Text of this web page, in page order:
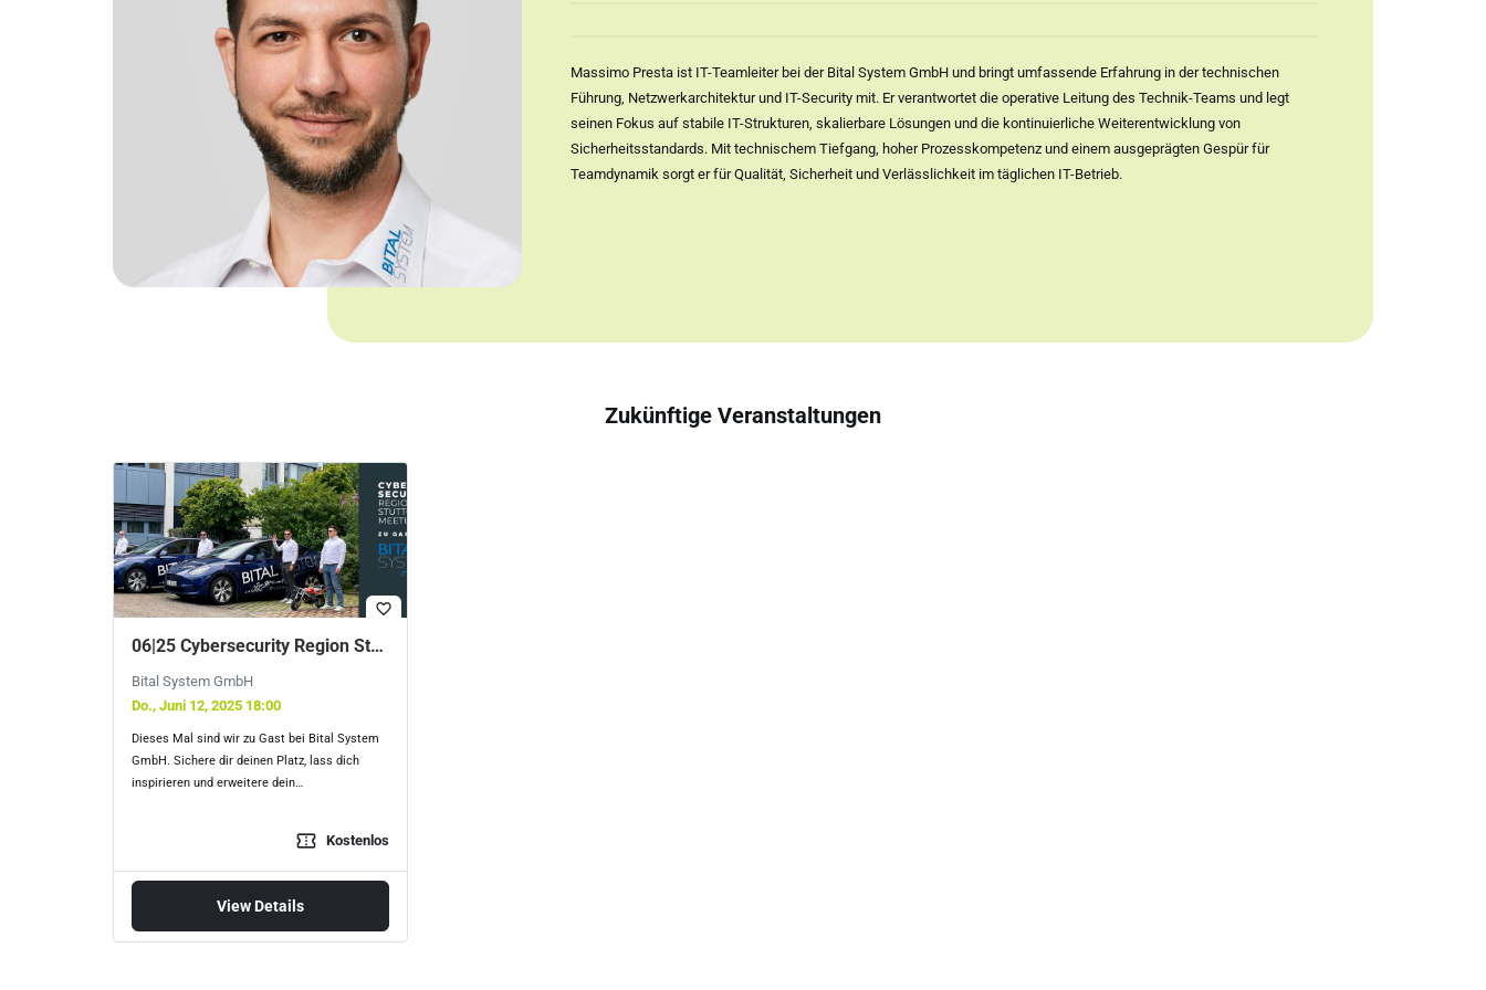
Massimo Presta ist IT-Teamleiter bei der Bital System GmbH und bringt umfassende Erfahrung in der technischen
Führung, Netzwerkarchitektur und IT-Security mit. Er verantwortet die operative Leitung des Technik-Teams und legt
seinen Fokus auf stabile IT-Strukturen, skalierbare Lösungen und die kontinuierliche Weiterentwicklung von
Sicherheitsstandards. Mit technischem Tiefgang, hoher Prozesskompetenz und einem ausgeprägten Gespür für
Teamdynamik sorgt er für Qualität, Sicherheit und Verlässlichkeit im täglichen IT-Betrieb.
Zukünftige Veranstaltungen
favorite_border
06|25 Cybersecurity Region Stuttgart Meetup bei Bital System
Bital System GmbH
Do., Juni 12, 2025 18:00
Dieses Mal sind wir zu Gast bei Bital System
GmbH. Sichere dir deinen Platz, lass dich
inspirieren und erweitere dein…
confirmation_number Kostenlos
View Details